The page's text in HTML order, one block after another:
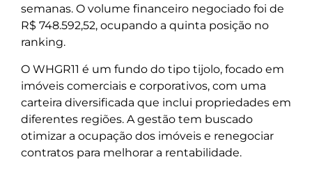
semanas. O volume financeiro negociado foi de
R$ 748.592,52, ocupando a quinta posição no
ranking.
O WHGR11 é um fundo do tipo tijolo, focado em
imóveis comerciais e corporativos, com uma
carteira diversificada que inclui propriedades em
diferentes regiões. A gestão tem buscado
otimizar a ocupação dos imóveis e renegociar
contratos para melhorar a rentabilidade.